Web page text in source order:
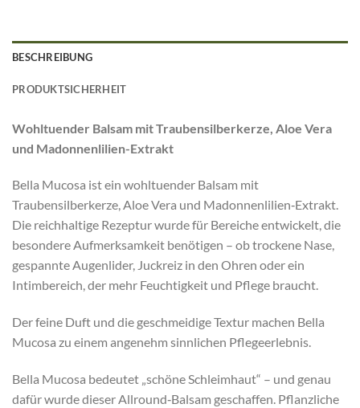
BESCHREIBUNG
PRODUKTSICHERHEIT
Wohltuender Balsam mit Traubensilberkerze, Aloe Vera
und Madonnenlilien-Extrakt
Bella Mucosa ist ein wohltuender Balsam mit
Traubensilberkerze, Aloe Vera und Madonnenlilien‑Extrakt.
Die reichhaltige Rezeptur wurde für Bereiche entwickelt, die
besondere Aufmerksamkeit benötigen – ob trockene Nase,
gespannte Augenlider, Juckreiz in den Ohren oder ein
Intimbereich, der mehr Feuchtigkeit und Pflege braucht.
Der feine Duft und die geschmeidige Textur machen Bella
Mucosa zu einem angenehm sinnlichen Pflegeerlebnis.
Bella Mucosa bedeutet „schöne Schleimhaut“ – und genau
dafür wurde dieser Allround‑Balsam geschaffen. Pflanzliche